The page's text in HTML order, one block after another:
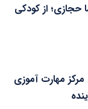
حجازی؛ از کودکی
مرکز مهارت آموزی